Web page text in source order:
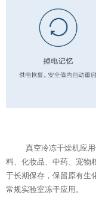
真空冷冻干燥机应用
料、化妆品、中药、宠物
于长期保存，保留原有生
常规实验室冻干应用。